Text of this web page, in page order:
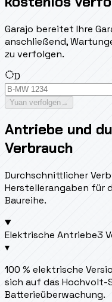
Garajo bereitet Ihre
anschließend,
zu verfolgen.
D
Yuan verfolgen→
Antriebe und
Verbrauch
Durchschnittlicher
Herstellerangaben für
Baureihe.
Elektrische Antriebe3
▾
100 % elektrische
sich auf das Hochvolt-
Batterieüberwachung.